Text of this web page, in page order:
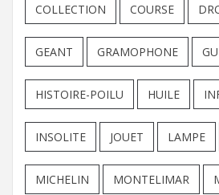
COLLECTION COURSE
GEANT GRAMOPHONE
HISTOIRE-POILU HUILE
INSOLITE JOUET LAMPE
MICHELIN MONTELIMAR